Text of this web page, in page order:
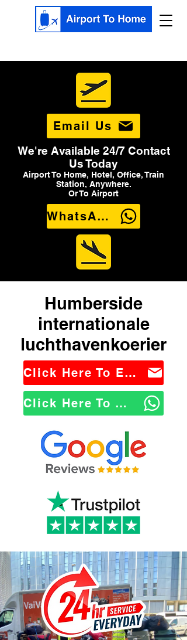
Email Us
We're Available 24/7 Contact
Us Today
Airport To Home, Hotel, Office, Train
Station, Anywhere.
Or To Airport
WhatsApp Us
Humberside
internationale
luchthavenkoerier
Click Here To Email Us
Click Here To WhatsApp Us